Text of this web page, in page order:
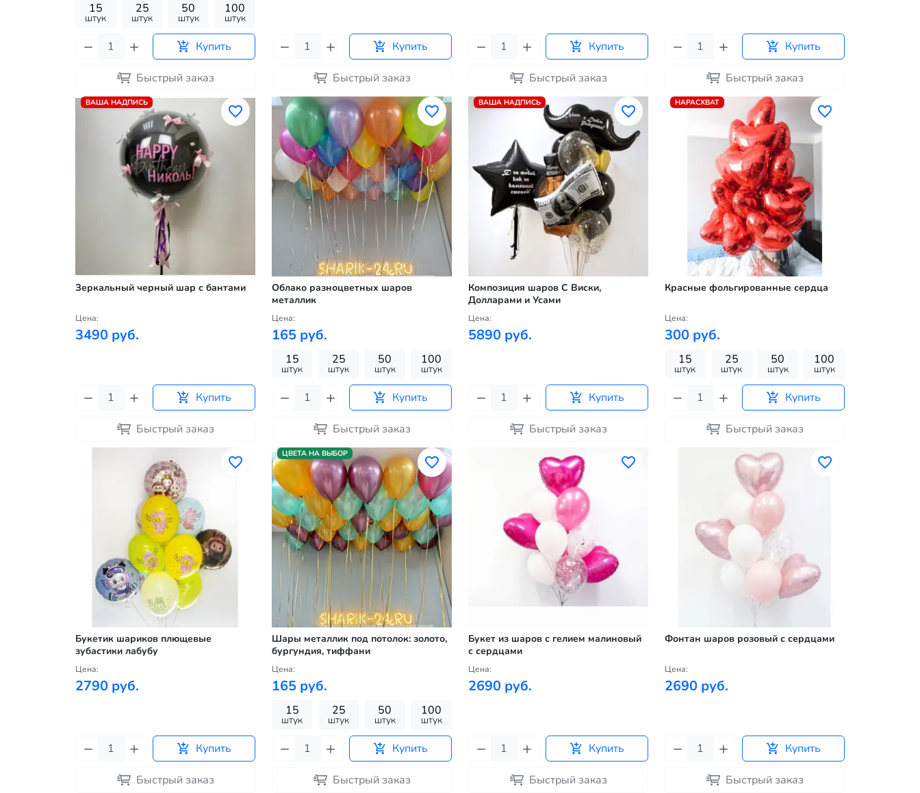
15
штук
25
штук
50
штук
100
штук
Купить
Быстрый заказ
Купить
Быстрый заказ
Купить
Быстрый заказ
Купить
Быстрый заказ
ВАША НАДПИСЬ
Зеркальный черный шар с бантами
Цена:
3490 руб.
Купить
Быстрый заказ
Облако разноцветных шаров
металлик
Цена:
165 руб.
15
штук
25
штук
50
штук
100
штук
Купить
Быстрый заказ
ВАША НАДПИСЬ
Композиция шаров С Виски,
Долларами и Усами
Цена:
5890 руб.
Купить
Быстрый заказ
НАРАСХВАТ
Красные фольгированные сердца
Цена:
300 руб.
15
штук
25
штук
50
штук
100
штук
Купить
Быстрый заказ
Букетик шариков плющевые
зубастики лабубу
Цена:
2790 руб.
Купить
Быстрый заказ
ЦВЕТА НА ВЫБОР
Шары металлик под потолок: золото,
бургундия, тиффани
Цена:
165 руб.
15
штук
25
штук
50
штук
100
штук
Купить
Быстрый заказ
Букет из шаров с гелием малиновый
с сердцами
Цена:
2690 руб.
Купить
Быстрый заказ
Фонтан шаров розовый с сердцами
Цена:
2690 руб.
Купить
Быстрый заказ